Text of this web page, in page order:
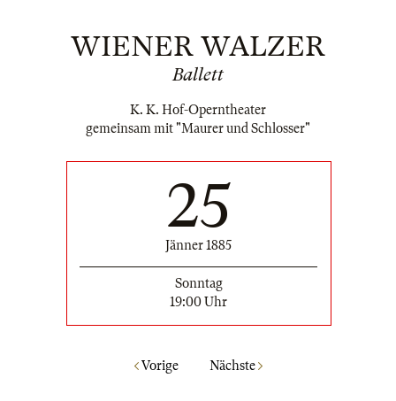
WIENER WALZER
Ballett
K. K. Hof-Operntheater
gemeinsam mit "Maurer und Schlosser"
25
Jänner 1885
Sonntag
19:00 Uhr
Vorige Nächste